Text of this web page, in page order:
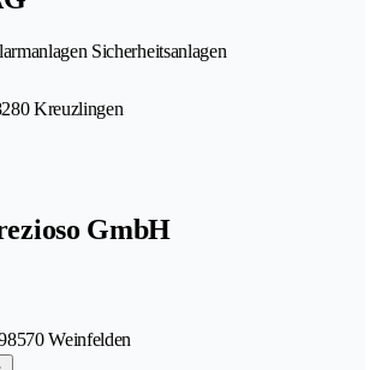
Sicherheitsanlagen
Kreuzlingen
GmbH
8570 Weinfelden